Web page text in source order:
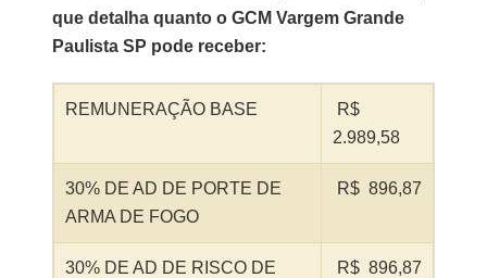
que detalha quanto o GCM Vargem Grande
Paulista SP pode receber:
REMUNERAÇÃO BASE
R$
2.989,58
30% DE AD DE PORTE DE
ARMA DE FOGO
R$ 896,87
30% DE AD DE RISCO DE
R$ 896,87